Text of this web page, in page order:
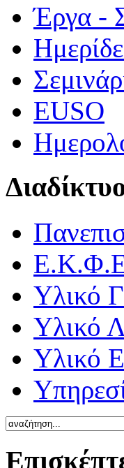
Έργα -
EUSO
Υλικό
Υλικό
Υλικό